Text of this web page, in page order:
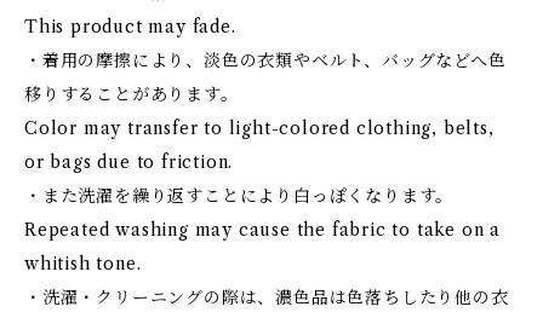
This product may fade.
・着用の摩擦により、淡色の衣類やベルト、バッグなどへ色
移りすることがあります。
Color may transfer to light-colored clothing, belts,
or bags due to friction.
・また洗濯を繰り返すことにより白っぽくなります。
Repeated washing may cause the fabric to take on a
whitish tone.
・洗濯・クリーニングの際は、濃色品は色落ちしたり他の衣